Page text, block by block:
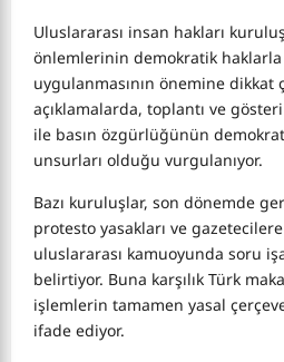
Uluslararası insan hakları
önlemlerinin demokratik
uygulanmasının önemine dikkat
açıklamalarda, toplantı ve
ile basın özgürlüğünün
unsurları olduğu vurgulanıyor.
Bazı kuruluşlar, son dönemde
protesto yasakları ve
uluslararası kamuoyunda soru
belirtiyor. Buna karşılık Türk
işlemlerin tamamen yasal
ifade ediyor.